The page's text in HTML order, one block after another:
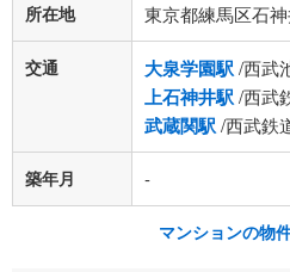
所在地 東京都練馬区石
交通 大泉学園駅/西武
上石神井駅/西武
武蔵関駅/西武鉄
築年月 -
マンションの物